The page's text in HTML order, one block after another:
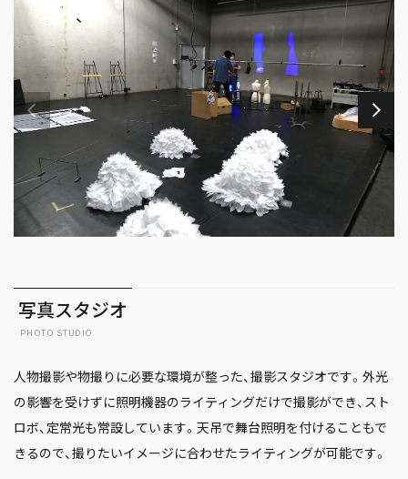
写真スタジオ
PHOTO STUDIO
人物撮影や物撮りに必要な環境が整った、撮影スタジオです。外光
の影響を受けずに照明機器のライティングだけで撮影ができ、スト
ロボ、定常光も常設しています。天吊で舞台照明を付けることもで
きるので、撮りたいイメージに合わせたライティングが可能です。